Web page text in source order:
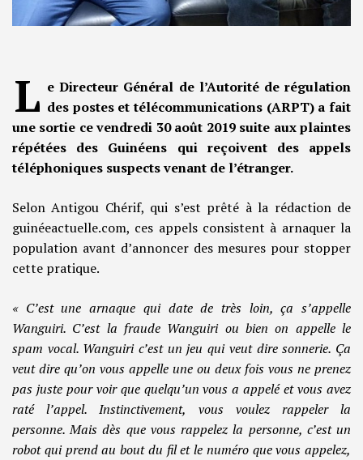
L e Directeur Général de l’Autorité de régulation
des postes et télécommunications (ARPT) a fait
une sortie ce vendredi 30 août 2019 suite aux plaintes
répétées des Guinéens qui reçoivent des appels
téléphoniques suspects venant de l’étranger.
Selon Antigou Chérif, qui s’est prêté à la rédaction de
guinéeactuelle.com, ces appels consistent à arnaquer la
population avant d’annoncer des mesures pour stopper
cette pratique.
« C’est une arnaque qui date de très loin, ça s’appelle
Wanguiri. C’est la fraude Wanguiri ou bien on appelle le
spam vocal. Wanguiri c’est un jeu qui veut dire sonnerie. Ça
veut dire qu’on vous appelle une ou deux fois vous ne prenez
pas juste pour voir que quelqu’un vous a appelé et vous avez
raté l’appel. Instinctivement, vous voulez rappeler la
personne. Mais dès que vous rappelez la personne, c’est un
robot qui prend au bout du fil et le numéro que vous appelez,